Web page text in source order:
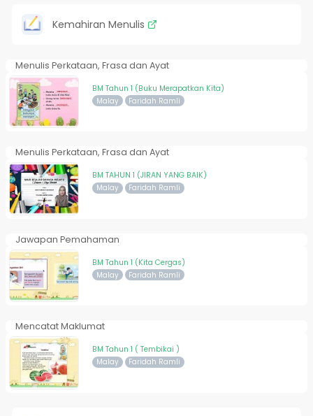
Kemahiran Menulis
Menulis Perkataan, Frasa dan Ayat
BM Tahun 1 (Buku Merapatkan Kita)
Malay Faridah Ramli
Menulis Perkataan, Frasa dan Ayat
BM TAHUN 1 (JIRAN YANG BAIK)
Malay Faridah Ramli
Jawapan Pemahaman
BM Tahun 1 (Kita Cergas)
Malay Faridah Ramli
Mencatat Maklumat
BM Tahun 1 ( Tembikai )
Malay Faridah Ramli